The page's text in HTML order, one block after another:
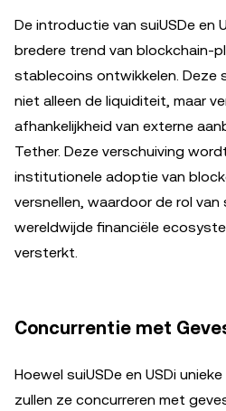
De introductie van suiUSDe en
bredere trend van blockchain-
stablecoins ontwikkelen. Deze
niet alleen de liquiditeit, maar
afhankelijkheid van externe
Tether. Deze verschuiving
institutionele adoptie van
versnellen, waardoor de rol
wereldwijde financiële
versterkt.
Concurrentie met
Hoewel suiUSDe en USDi
zullen ze concurreren met